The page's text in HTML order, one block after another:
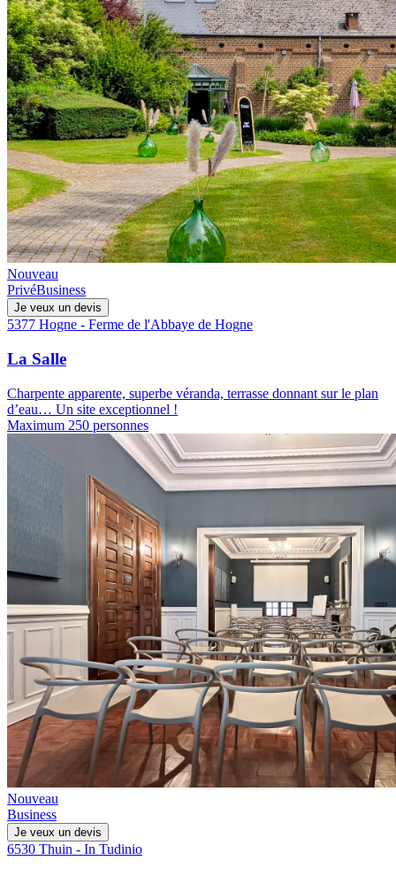
Nouveau
PrivéBusiness
Je veux un devis
5377 Hogne - Ferme de l'Abbaye de Hogne
La Salle
Charpente apparente, superbe véranda, terrasse donnant sur le plan
d’eau… Un site exceptionnel !
Maximum 250 personnes
Nouveau
Business
Je veux un devis
6530 Thuin - In Tudinio